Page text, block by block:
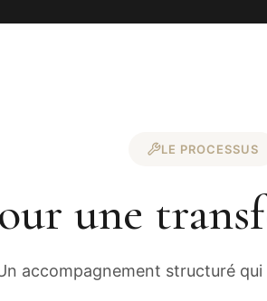
LE PROCESSUS
une
accompagnement structuré